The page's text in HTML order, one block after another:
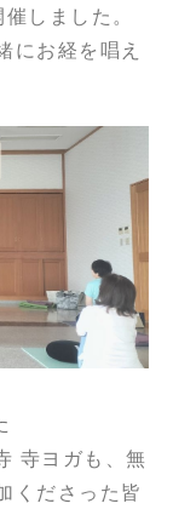
しました。
にお経を唱え
寺ヨガも、無
くださった皆